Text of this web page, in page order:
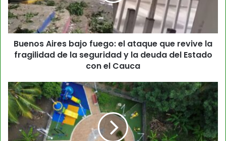
Buenos Aires bajo fuego: el ataque que revive la
fragilidad de la seguridad y la deuda del Estado
con el Cauca